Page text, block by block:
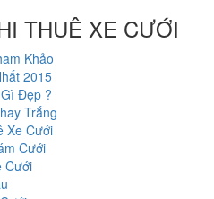
THUÊ XE CƯỚI
Khảo
2015
Đẹp ?
Trắng
Xe Cưới
Cưới
Cưới